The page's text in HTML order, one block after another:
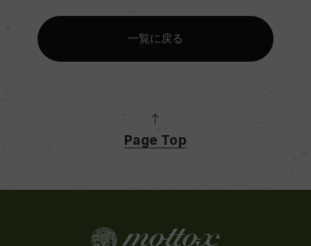
一覧に戻る
Page Top